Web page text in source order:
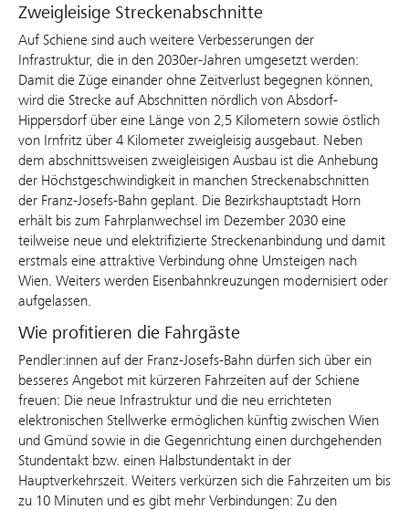
Zweigleisige Streckenabschnitte
Auf Schiene sind auch weitere Verbesserungen der
Infrastruktur, die in den 2030er-Jahren umgesetzt werden:
Damit die Züge einander ohne Zeitverlust begegnen können,
wird die Strecke auf Abschnitten nördlich von Absdorf-
Hippersdorf über eine Länge von 2,5 Kilometern sowie östlich
von Irnfritz über 4 Kilometer zweigleisig ausgebaut. Neben
dem abschnittsweisen zweigleisigen Ausbau ist die Anhebung
der Höchstgeschwindigkeit in manchen Streckenabschnitten
der Franz-Josefs-Bahn geplant. Die Bezirkshauptstadt Horn
erhält bis zum Fahrplanwechsel im Dezember 2030 eine
teilweise neue und elektrifizierte Streckenanbindung und damit
erstmals eine attraktive Verbindung ohne Umsteigen nach
Wien. Weiters werden Eisenbahnkreuzungen modernisiert oder
aufgelassen.
Wie profitieren die Fahrgäste
Pendler:innen auf der Franz-Josefs-Bahn dürfen sich über ein
besseres Angebot mit kürzeren Fahrzeiten auf der Schiene
freuen: Die neue Infrastruktur und die neu errichteten
elektronischen Stellwerke ermöglichen künftig zwischen Wien
und Gmünd sowie in die Gegenrichtung einen durchgehenden
Stundentakt bzw. einen Halbstundentakt in der
Hauptverkehrszeit. Weiters verkürzen sich die Fahrzeiten um bis
zu 10 Minuten und es gibt mehr Verbindungen: Zu den